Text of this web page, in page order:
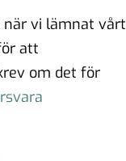
när vi lämnat vårt
att
om det för